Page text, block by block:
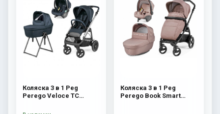
Коляска 3 в 1 Peg
Perego Veloce TC
New
Коляска 3 в 1 Peg
Perego Book Smart